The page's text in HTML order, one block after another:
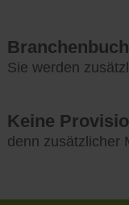
Sie werden
Keine
denn zusätzlicher